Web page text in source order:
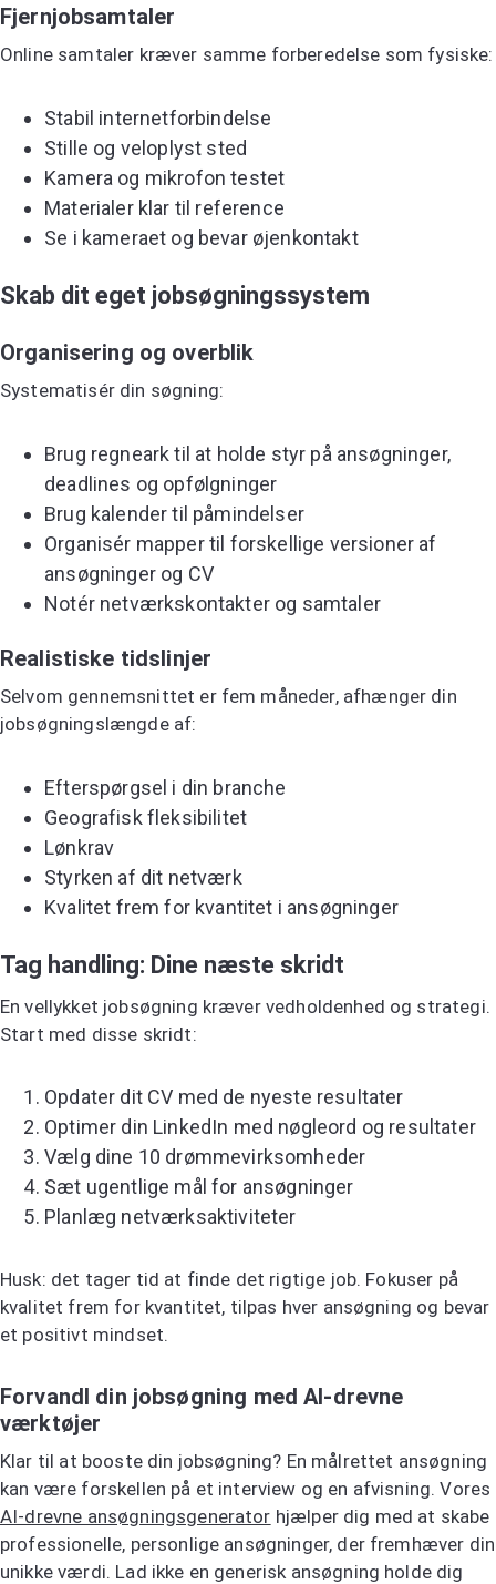
Fjernjobsamtaler
Online samtaler kræver samme forberedelse som fysiske:
Stabil internetforbindelse
Stille og veloplyst sted
Kamera og mikrofon testet
Materialer klar til reference
Se i kameraet og bevar øjenkontakt
Skab dit eget jobsøgningssystem
Organisering og overblik
Systematisér din søgning:
Brug regneark til at holde styr på ansøgninger,
deadlines og opfølgninger
Brug kalender til påmindelser
Organisér mapper til forskellige versioner af
ansøgninger og CV
Notér netværkskontakter og samtaler
Realistiske tidslinjer
Selvom gennemsnittet er fem måneder, afhænger din
jobsøgningslængde af:
Efterspørgsel i din branche
Geografisk fleksibilitet
Lønkrav
Styrken af dit netværk
Kvalitet frem for kvantitet i ansøgninger
Tag handling: Dine næste skridt
En vellykket jobsøgning kræver vedholdenhed og strategi.
Start med disse skridt:
Opdater dit CV med de nyeste resultater
Optimer din LinkedIn med nøgleord og resultater
Vælg dine 10 drømmevirksomheder
Sæt ugentlige mål for ansøgninger
Planlæg netværksaktiviteter
Husk: det tager tid at finde det rigtige job. Fokuser på
kvalitet frem for kvantitet, tilpas hver ansøgning og bevar
et positivt mindset.
Forvandl din jobsøgning med AI-drevne
værktøjer
Klar til at booste din jobsøgning? En målrettet ansøgning
kan være forskellen på et interview og en afvisning. Vores
AI-drevne ansøgningsgenerator hjælper dig med at skabe
professionelle, personlige ansøgninger, der fremhæver din
unikke værdi. Lad ikke en generisk ansøgning holde dig